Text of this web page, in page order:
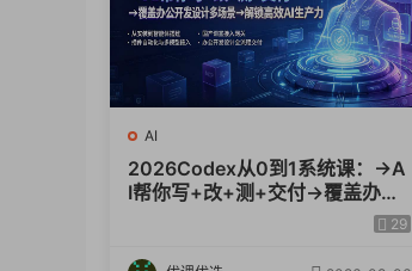
AI
2026Codex从0到1系统课：→A
I帮你写+改+测+交付→覆盖办公
开发设计多场景→解锁高效AI生29